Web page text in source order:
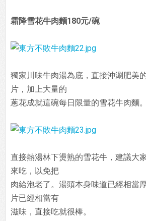
霜降雪花牛肉麵180元/碗
獨家川味牛肉湯為底，直接沖涮肥美
片，加上大量的
蔥花成就這碗每日限量的雪花牛肉麵。
直接熱湯林下燙熟的雪花牛，建議大
來吃，以免把
肉給泡老了。湯頭本身味道已經相當
片已經相當有
滋味，直接吃就很棒。